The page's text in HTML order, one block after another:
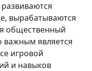
вырабатываются
общественный
важным является
игровой
и навыков